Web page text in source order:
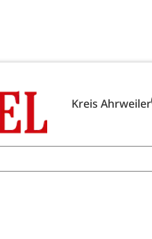
Kreis Ahrweiler